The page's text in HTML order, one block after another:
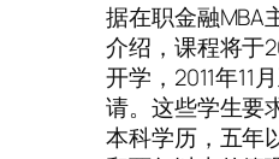
据在职金融MBA
介绍，课程将于
开学，2011年11
请。这些学生要
本科学历，五年